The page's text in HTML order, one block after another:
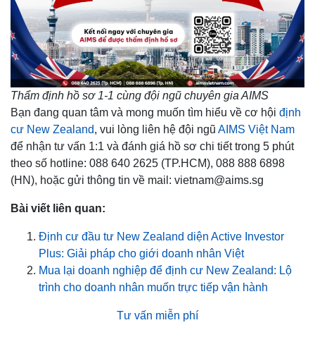
Thẩm định hồ sơ 1-1 cùng đội ngũ chuyên gia AIMS
Bạn đang quan tâm và mong muốn tìm hiểu về cơ hội định
cư New Zealand, vui lòng liên hệ đội ngũ AIMS Việt Nam
để nhận tư vấn 1:1 và đánh giá hồ sơ chi tiết trong 5 phút
theo số hotline: 088 640 2625 (TP.HCM), 088 888 6898
(HN), hoặc gửi thông tin về mail: vietnam@aims.sg
Bài viết liên quan:
Định cư đầu tư New Zealand diện Active Investor
Plus: Giải pháp cho giới doanh nhân Việt
Mua lại doanh nghiệp để định cư New Zealand: Lộ
trình cho doanh nhân muốn trực tiếp vận hành
Tư vấn miễn phí